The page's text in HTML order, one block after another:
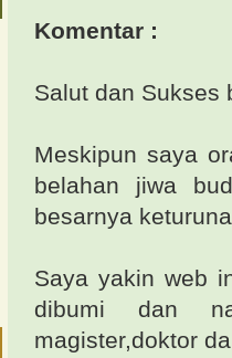
Komentar :
Salut dan Sukses
Meskipun saya
belahan jiwa
besarnya
Saya yakin web
dibumi dan
magister,doktor